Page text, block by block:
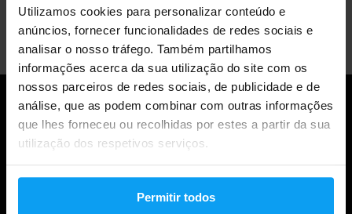
Utilizamos cookies para personalizar conteúdo e
anúncios, fornecer funcionalidades de redes sociais e
analisar o nosso tráfego. Também partilhamos
informações acerca da sua utilização do site com os
nossos parceiros de redes sociais, de publicidade e de
análise, que as podem combinar com outras informações
que lhes forneceu ou recolhidas por estes a partir da sua
utilização dos respetivos serviços.
Permitir todos
Apoio ao cliente profissional